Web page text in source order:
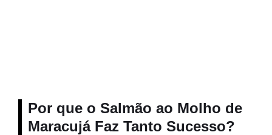
Por que o Salmão ao Molho de
Maracujá Faz Tanto Sucesso?